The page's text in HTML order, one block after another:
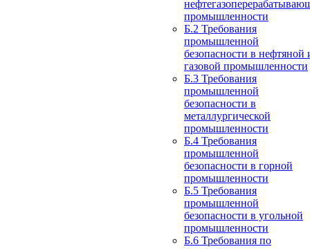
промышленности
Б.2 Требования
промышленной
безопасности в нефтяной
газовой промышленности
Б.3 Требования
промышленной
безопасности в
металлургической
промышленности
Б.4 Требования
промышленной
безопасности в горной
промышленности
Б.5 Требования
промышленной
безопасности в угольной
промышленности
Б.6 Требования по